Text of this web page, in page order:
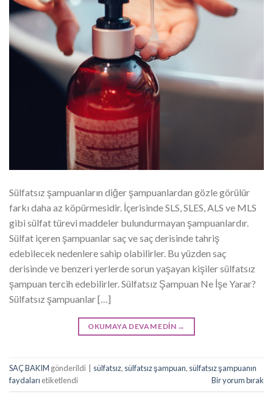
Sülfatsız şampuanların diğer şampuanlardan gözle görülür
farkı daha az köpürmesidir. İçerisinde SLS, SLES, ALS ve MLS
gibi sülfat türevi maddeler bulundurmayan şampuanlardır.
Sülfat içeren şampuanlar saç ve saç derisinde tahriş
edebilecek nedenlere sahip olabilirler. Bu yüzden saç
derisinde ve benzeri yerlerde sorun yaşayan kişiler sülfatsız
şampuan tercih edebilirler. Sülfatsız Şampuan Ne İşe Yarar?
Sülfatsız şampuanlar […]
OKUMAYA DEVAM EDIN →
SAÇ BAKIM gönderildi sülfatsız, sülfatsız şampuan, sülfatsız şampuanın
faydaları etiketlendi Bir yorum bırak